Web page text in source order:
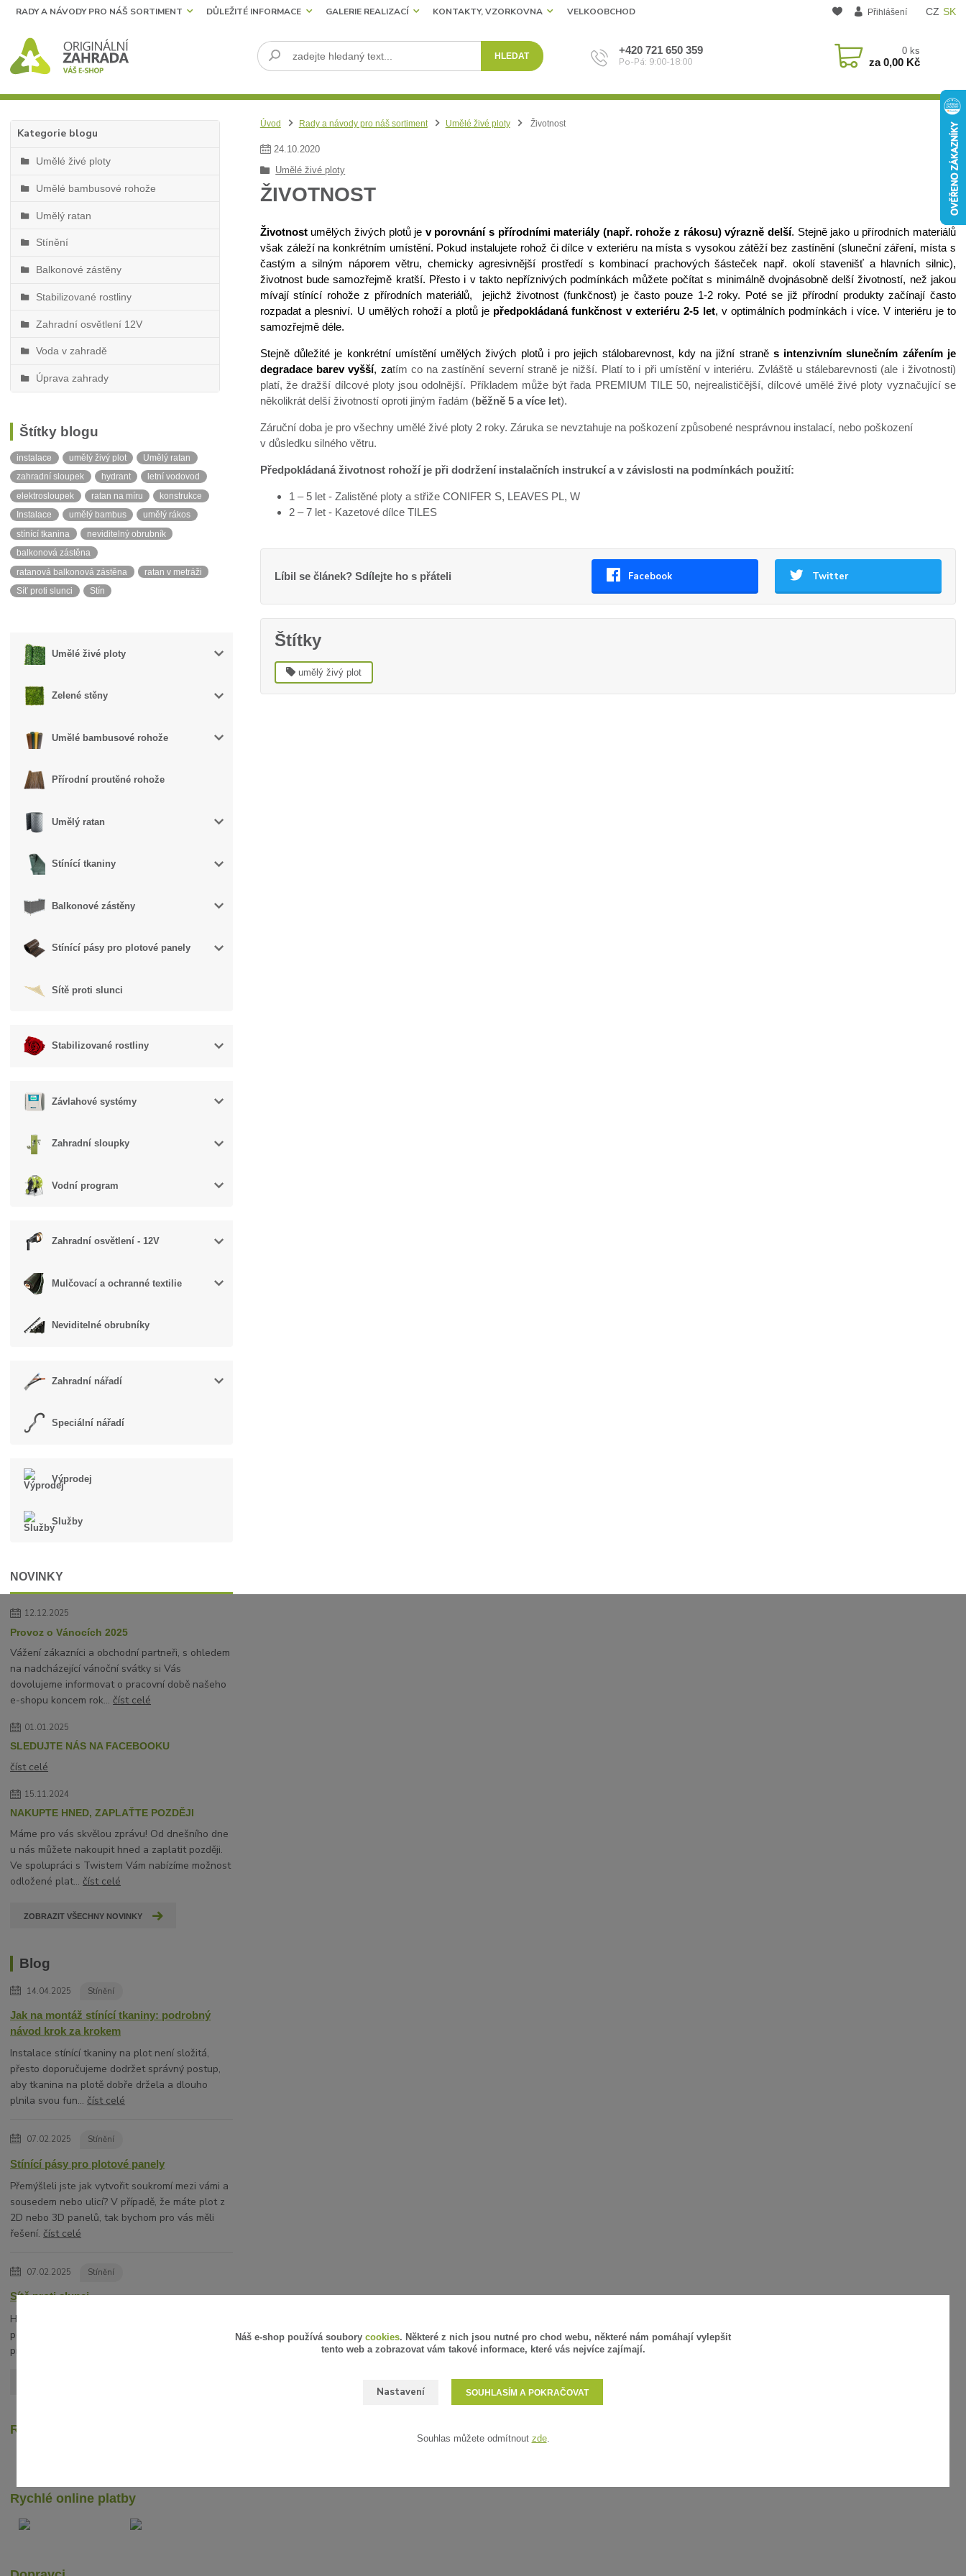
CZ SK
RADY A NÁVODY PRO NÁŠ SORTIMENT DŮLEŽITÉ INFORMACE GALERIE REALIZACÍ KONTAKTY, VZORKOVNA VELKOOBCHOD Přihlášení
HLEDAT +420 721 650 359
Po-Pá: 9:00-18:00
0 ks
za0,00 Kč
Kategorie blogu
Umělé živé ploty
Umělé bambusové rohože
Umělý ratan
Stínění
Balkonové zástěny
Stabilizované rostliny
Zahradní osvětlení 12V
Voda v zahradě
Úprava zahrady
Štítky blogu
instalace umělý živý plot
Umělý ratan
zahradní sloupek
hydrant
letní vodovod
elektrosloupek
ratan na míru
konstrukce
Instalace
umělý bambus
umělý rákos
stínící tkanina
neviditelný obrubník
balkonová zástěna
ratanová balkonová zástěna
ratan v metráži
Síť proti slunci
Stín
Umělé živé ploty
Zelené stěny
Umělé bambusové rohože
Přírodní proutěné rohože
Umělý ratan
Stínící tkaniny
Balkonové zástěny
Stínící pásy pro plotové panely
Sítě proti slunci
Stabilizované rostliny
Závlahové systémy
Zahradní sloupky
Vodní program
Zahradní osvětlení - 12V
Mulčovací a ochranné textilie
Neviditelné obrubníky
Zahradní nářadí
Speciální nářadí
Výprodej
Služby
NOVINKY
12.12.2025
Provoz o Vánocích 2025
Vážení zákazníci a obchodní partneři, s ohledem
na nadcházející vánoční svátky si Vás
dovolujeme informovat o pracovní době našeho
e-shopu koncem rok...číst celé
01.01.2025
SLEDUJTE NÁS NA FACEBOOKU
číst celé
15.11.2024
NAKUPTE HNED, ZAPLAŤTE POZDĚJI
Máme pro vás skvělou zprávu! Od dnešního dne
u nás můžete nakoupit hned a zaplatit později.
Ve spolupráci s Twistem Vám nabízíme možnost
odložené plat...číst celé
ZOBRAZIT VŠECHNY NOVINKY
Blog
14.04.2025 Stínění
Jak na montáž stínící tkaniny: podrobný
návod krok za krokem
Instalace stínící tkaniny na plot není složitá,
přesto doporučujeme dodržet správný postup,
aby tkanina na plotě dobře držela a dlouho
plnila svou fun...číst celé
07.02.2025 Stínění
Stínící pásy pro plotové panely
Přemýšleli jste jak vytvořit soukromí mezi vámi a
sousedem nebo ulicí? V případě, že máte plot z
2D nebo 3D panelů, tak bychom pro vás měli
řešení.číst celé
07.02.2025 Stínění
Sítě proti slunci
Hledáte vhodnou alternativu slunečníku? V
posledních letech získávají na oblibě stínící sítě
proti slunci.
Recenze zákazníků
Rychlé online platby
Úvod Rady a návody pro náš sortiment Umělé živé ploty Životnost
24.10.2020
Umělé živé ploty
ŽIVOTNOST
Životnostumělých živých plotů je v porovnání s přírodními materiály (např. rohože z rákosu) výrazně delší. Stejně jako u přírodních materiálů
však záleží na konkrétním umístění. Pokud instalujete rohož či dílce v exteriéru na místa s vysokou zátěží bez zastínění (sluneční záření, místa s
častým a silným náporem větru, chemicky agresivnější prostředí s kombinací prachových šásteček např. okolí stavenišť a hlavních silnic),
životnost bude samozřejmě kratší. Přesto i v takto nepříznivých podmínkách můžete počítat s minimálně dvojnásobně delší životností, než jakou
mívají stínící rohože z přírodních materiálů, jejichž životnost (funkčnost) je často pouze 1-2 roky. Poté se již přírodní produkty začínají často
rozpadat a plesniví. U umělých rohoží a plotů je předpokládaná funkčnost v exteriéru 2-5 let, v optimálních podmínkách i více. V interiéru je to
samozřejmě déle.
Stejně důležité je konkrétní umístění umělých živých plotů i pro jejich stálobarevnost, kdy na jižní straně s intenzivním slunečním zářením je
degradace barev vyšší, zatím co na zastínění severní straně je nižší. Platí to i při umístění v interiéru. Zvláště u stálebarevnosti (ale i životnosti)
platí, že dražší dílcové ploty jsou odolnější. Příkladem může být řada PREMIUM TILE 50, nejrealističější, dílcové umělé živé ploty vyznačující se
několikrát delší životností oproti jiným řadám (běžně 5 a více let).
Záruční doba je pro všechny umělé živé ploty 2 roky. Záruka se nevztahuje na poškození způsobené nesprávnou instalací, nebo poškození
v důsledku silného větru.
Předpokládaná životnost rohoží je při dodržení instalačních instrukcí a v závislosti na podmínkách použití:
1 – 5 let - Zalistěné ploty a střiže CONIFER S, LEAVES PL, W
2 – 7 let - Kazetové dílce TILES
Líbil se článek? Sdílejte ho s přáteli Facebook Twitter
Štítky
umělý živý plot
Náš e-shop používá soubory cookies. Některé z nich jsou nutné pro chod webu, některé nám pomáhají vylepšit
tento web a zobrazovat vám takové informace, které vás nejvíce zajímají.
Nastavení SOUHLASÍM A POKRAČOVAT
Souhlas můžete odmítnout zde.